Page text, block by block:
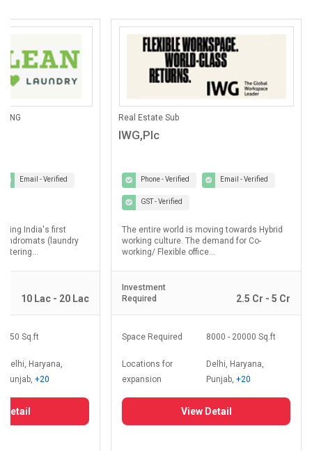
Email - Verified
India's first
(laundry
10 Lac - 20 Lac
350 Sq.ft
Delhi, Haryana,
Punjab,+20
Detail
Real Estate Sub
IWG,Plc
Phone - Verified Email - Verified
GST - Verified
The entire world is moving towards Hybrid
working culture. The demand for Co-
working/ Flexible office...
Investment
Required
2.5 Cr - 5 Cr
Space Required 8000 - 20000 Sq.ft
Locations for
expansion
Delhi, Haryana,
Punjab,+20
View Detail